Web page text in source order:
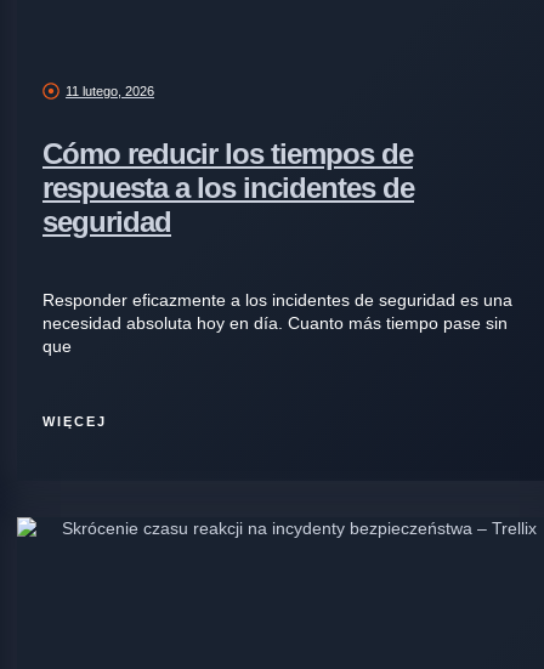
11 lutego, 2026
Cómo reducir los tiempos de
respuesta a los incidentes de
seguridad
Responder eficazmente a los incidentes de seguridad es una
necesidad absoluta hoy en día. Cuanto más tiempo pase sin
que
WIĘCEJ